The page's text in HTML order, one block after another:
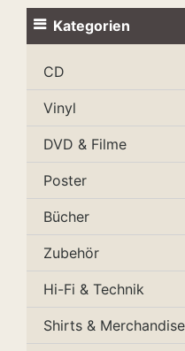
Kategorien
CD
Vinyl
DVD & Filme
Poster
Bücher
Zubehör
Hi-Fi & Technik
Shirts & Merchandise